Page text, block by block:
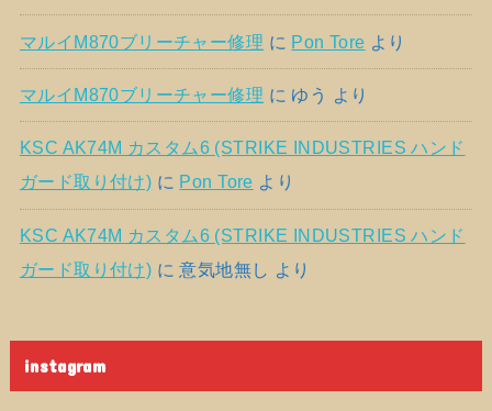
マルイM870ブリーチャー修理 に Pon Tore より
マルイM870ブリーチャー修理 に ゆう より
KSC AK74M カスタム6 (STRIKE INDUSTRIES ハンド
ガード取り付け) に Pon Tore より
KSC AK74M カスタム6 (STRIKE INDUSTRIES ハンド
ガード取り付け) に意気地無し より
instagram